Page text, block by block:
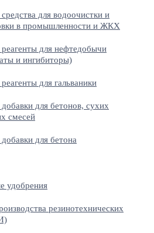
для водоочистки и
в промышленности и ЖКХ
для нефтедобычи
и ингибиторы)
для гальваники
для бетонов, сухих
смесей
для бетона
удобрения
резинотехнических